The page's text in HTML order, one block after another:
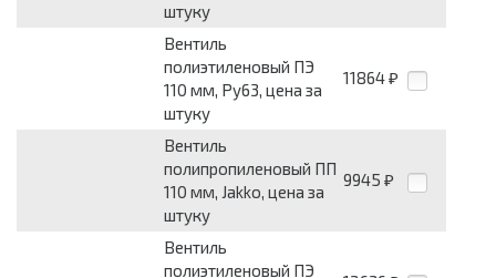
штуку
Вентиль
полиэтиленовый ПЭ
110 мм, Ру63, цена за
штуку
11864 ₽
Вентиль
полипропиленовый ПП
110 мм, Jakko, цена за
штуку
9945 ₽
Вентиль
полиэтиленовый ПЭ